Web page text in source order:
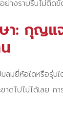
ย่างราบรื่นไม่ติดขั
า: กุญแ
ลมยี่ห้อใดหรือรุ่น
าดไปไม่ได้เลย ก